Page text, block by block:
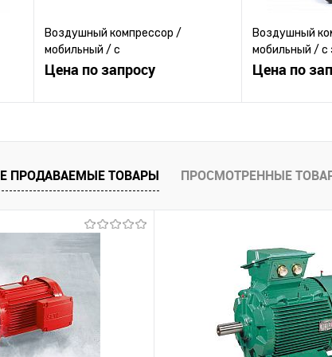
Воздушный компрессор /
мобильный / с
электродвигателем / поршневый
Цена по запросу
Купить в 1 клик
К сравнению
В избранное
Воздушный
мобильный / с
/ поршневый
Цена по
Купить в 1
ПРОДАВАЕМЫЕ ТОВАРЫ ПРОСМОТРЕННЫЕ